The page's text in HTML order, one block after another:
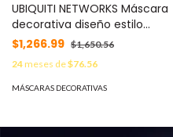
UBIQUITI NETWORKS Máscara
decorativa diseño estilo
madera para UAP-HD-IW
paquete de 3 máscaras.
MOD: IW-HD-WD-3
$1,266.99 $1,650.56
24meses de$76.56
MÁSCARAS DECORATIVAS